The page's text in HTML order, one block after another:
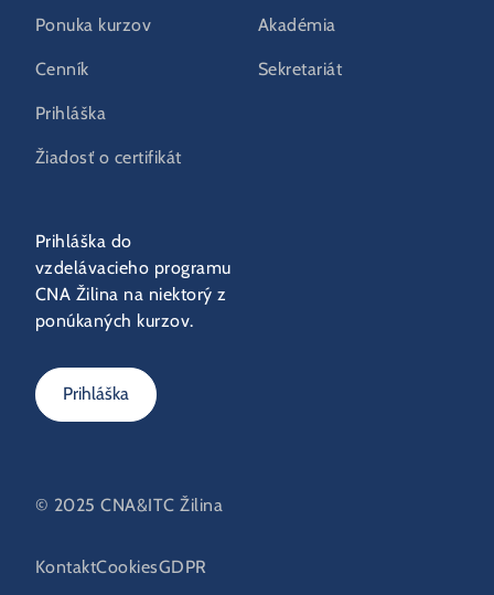
Ponuka kurzov
Cenník
Prihláška
Žiadosť o certifikát
Akadémia
Sekretariát
Prihláška do
vzdelávacieho programu
CNA Žilina na niektorý z
ponúkaných kurzov.
Prihláška
© 2025 CNA&ITC Žilina
KontaktCookiesGDPR